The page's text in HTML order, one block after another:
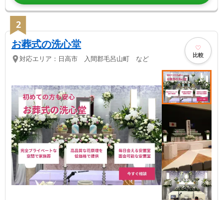
2
お葬式の洗心堂
対応エリア： 日高市 入間郡毛呂山町 など 比較